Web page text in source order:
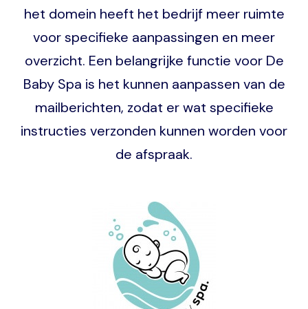
het domein heeft het bedrijf meer ruimte
voor specifieke aanpassingen en meer
overzicht. Een belangrijke functie voor De
Baby Spa is het kunnen aanpassen van de
mailberichten, zodat er wat specifieke
instructies verzonden kunnen worden voor
de afspraak.